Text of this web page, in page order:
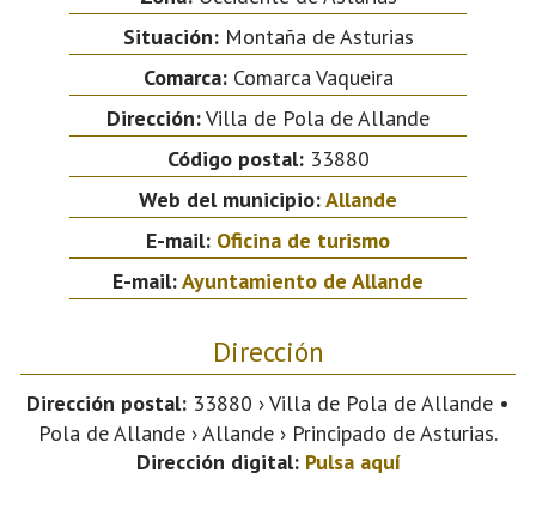
Situación:Montaña de Asturias
Comarca:Comarca Vaqueira
Dirección:Villa de Pola de Allande
Código postal:33880
Web del municipio:Allande
E-mail: Oficina de turismo
E-mail:Ayuntamiento de Allande
Dirección
Dirección postal: 33880 › Villa de Pola de Allande •
Pola de Allande › Allande › Principado de Asturias.
Dirección digital: Pulsa aquí